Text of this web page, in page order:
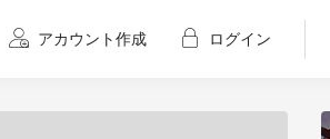
アカウント作成 ログイン